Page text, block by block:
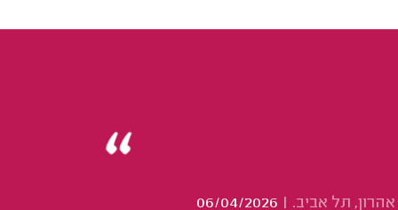
אהרון, תל אביב.
06/04/2026